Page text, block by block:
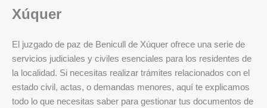
Xúquer
El juzgado de paz de Benicull de Xúquer ofrece una serie de
servicios judiciales y civiles esenciales para los residentes de
la localidad. Si necesitas realizar trámites relacionados con el
estado civil, actas, o demandas menores, aquí te explicamos
todo lo que necesitas saber para gestionar tus documentos de